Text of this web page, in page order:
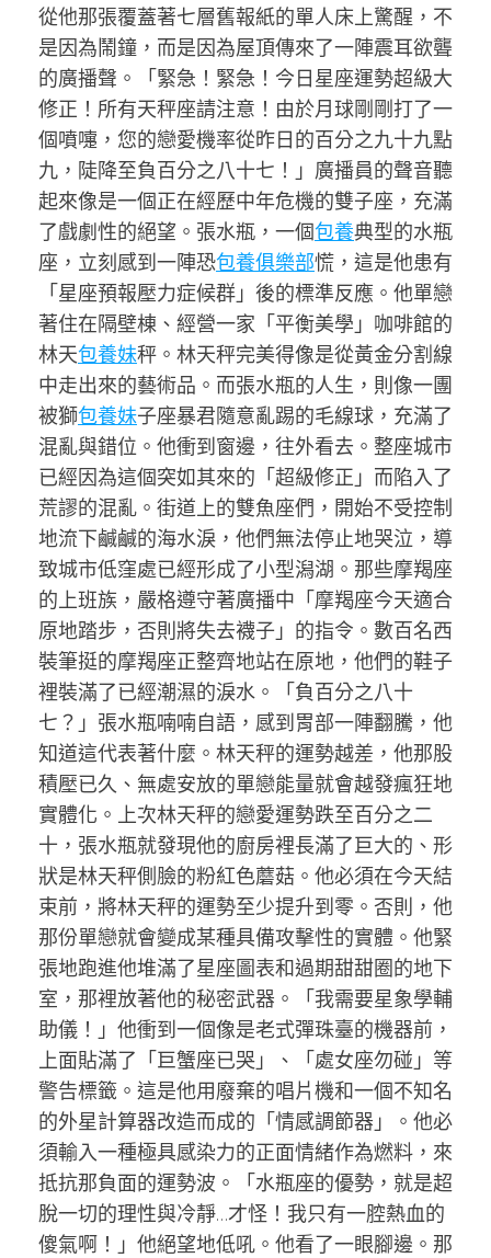
從他那張覆蓋著七層舊報紙的單人床上驚醒，不
是因為鬧鐘，而是因為屋頂傳來了一陣震耳欲聾
的廣播聲。「緊急！緊急！今日星座運勢超級大
修正！所有天秤座請注意！由於月球剛剛打了一
個噴嚏，您的戀愛機率從昨日的百分之九十九點
九，陡降至負百分之八十七！」廣播員的聲音聽
起來像是一個正在經歷中年危機的雙子座，充滿
了戲劇性的絕望。張水瓶，一個包養典型的水瓶
座，立刻感到一陣恐包養俱樂部慌，這是他患有
「星座預報壓力症候群」後的標準反應。他單戀
著住在隔壁棟、經營一家「平衡美學」咖啡館的
林天包養妹秤。林天秤完美得像是從黃金分割線
中走出來的藝術品。而張水瓶的人生，則像一團
被獅包養妹子座暴君隨意亂踢的毛線球，充滿了
混亂與錯位。他衝到窗邊，往外看去。整座城市
已經因為這個突如其來的「超級修正」而陷入了
荒謬的混亂。街道上的雙魚座們，開始不受控制
地流下鹹鹹的海水淚，他們無法停止地哭泣，導
致城市低窪處已經形成了小型潟湖。那些摩羯座
的上班族，嚴格遵守著廣播中「摩羯座今天適合
原地踏步，否則將失去襪子」的指令。數百名西
裝筆挺的摩羯座正整齊地站在原地，他們的鞋子
裡裝滿了已經潮濕的淚水。「負百分之八十
七？」張水瓶喃喃自語，感到胃部一陣翻騰，他
知道這代表著什麼。林天秤的運勢越差，他那股
積壓已久、無處安放的單戀能量就會越發瘋狂地
實體化。上次林天秤的戀愛運勢跌至百分之二
十，張水瓶就發現他的廚房裡長滿了巨大的、形
狀是林天秤側臉的粉紅色蘑菇。他必須在今天結
束前，將林天秤的運勢至少提升到零。否則，他
那份單戀就會變成某種具備攻擊性的實體。他緊
張地跑進他堆滿了星座圖表和過期甜甜圈的地下
室，那裡放著他的秘密武器。「我需要星象學輔
助儀！」他衝到一個像是老式彈珠臺的機器前，
上面貼滿了「巨蟹座已哭」、「處女座勿碰」等
警告標籤。這是他用廢棄的唱片機和一個不知名
的外星計算器改造而成的「情感調節器」。他必
須輸入一種極具感染力的正面情緒作為燃料，來
抵抗那負面的運勢波。「水瓶座的優勢，就是超
脫一切的理性與冷靜…才怪！我只有一腔熱血的
傻氣啊！」他絕望地低吼。他看了一眼腳邊。那